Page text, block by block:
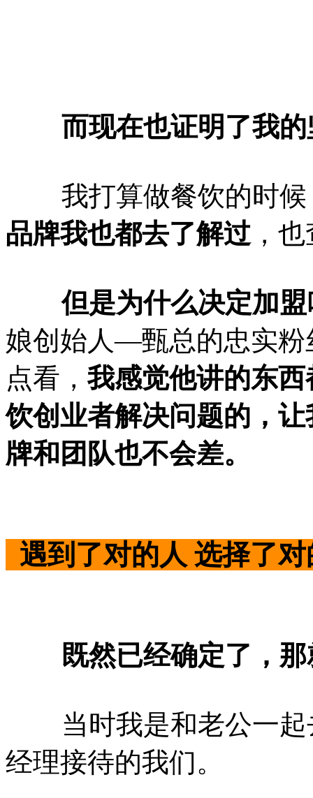
而现在也证明了我的
我打算做餐饮的时候
品牌我也都去了解过 ，
但是为什么决定加盟
娘创始人—甄总的忠实粉
点看， 我感觉他讲的东
饮创业者解决问题的，
牌和团队也不会差。
遇到了对的人 选择了
既然已经确定了，那
当时我是和老公一起
经理接待的我们。